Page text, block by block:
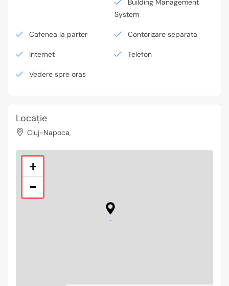
Building Management
System
Cafenea la parter Contorizare separata
Internet Telefon
Vedere spre oras
Locație
Cluj-Napoca,
+
−